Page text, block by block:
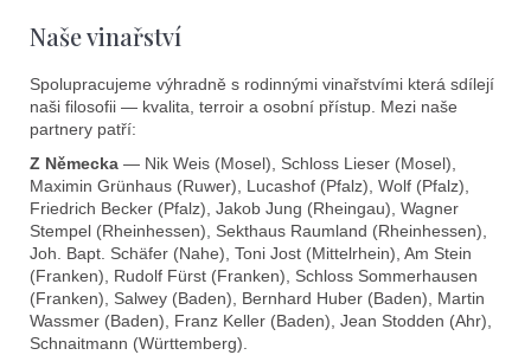
Naše vinařství
Spolupracujeme výhradně s rodinnými vinařstvími která sdílejí
naši filosofii — kvalita, terroir a osobní přístup. Mezi naše
partnery patří:
Z Německa — Nik Weis (Mosel), Schloss Lieser (Mosel),
Maximin Grünhaus (Ruwer), Lucashof (Pfalz), Wolf (Pfalz),
Friedrich Becker (Pfalz), Jakob Jung (Rheingau), Wagner
Stempel (Rheinhessen), Sekthaus Raumland (Rheinhessen),
Joh. Bapt. Schäfer (Nahe), Toni Jost (Mittelrhein), Am Stein
(Franken), Rudolf Fürst (Franken), Schloss Sommerhausen
(Franken), Salwey (Baden), Bernhard Huber (Baden), Martin
Wassmer (Baden), Franz Keller (Baden), Jean Stodden (Ahr),
Schnaitmann (Württemberg).